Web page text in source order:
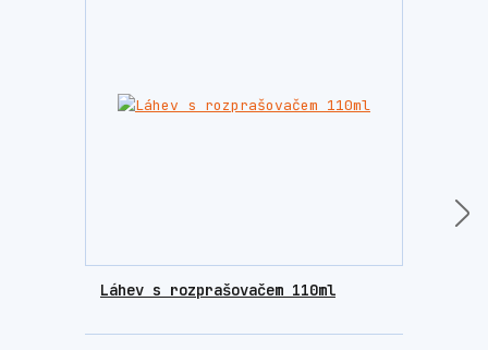
Láhev s rozprašovačem 110ml